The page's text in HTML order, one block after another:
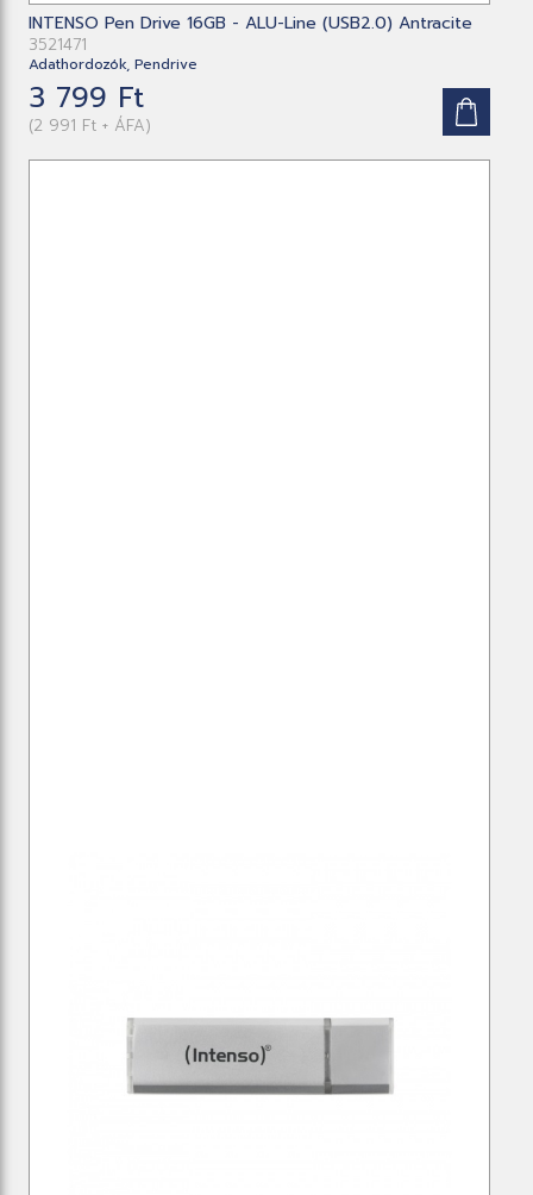
INTENSO Pen Drive 16GB - ALU-Line (USB2.0) Antracite
3521471
Adathordozók, Pendrive
3 799 Ft
(2 991 Ft + ÁFA)